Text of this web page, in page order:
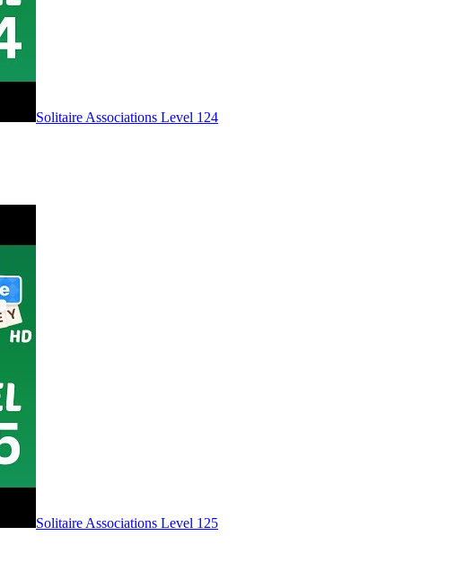
Level 124
Level 125